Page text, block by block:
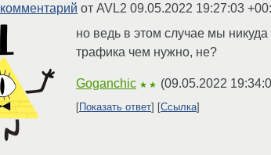
комментарий от AVL2 09.05.2022 19:27:03
но ведь в этом случае мы
трафика чем нужно, не?
Goganchic ★★ (09.05.2022
Показать ответ
Ссылка